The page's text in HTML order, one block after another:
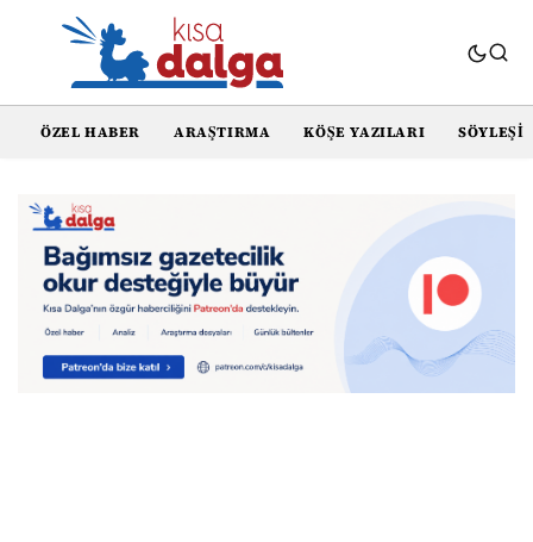
ÖZEL HABER ARAŞTIRMA KÖŞE YAZILARI SÖYLEŞI